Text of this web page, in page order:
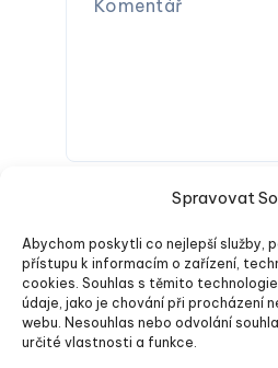
Spravovat
Abychom poskytli co nejlepší služby,
přístupu k informacím o zařízení,
cookies. Souhlas s těmito
údaje, jako je chování při procházení
webu. Nesouhlas nebo odvolání
určité vlastnosti a funkce.
Odeslat komentář